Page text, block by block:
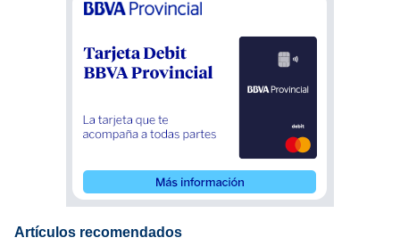
Artículos recomendados